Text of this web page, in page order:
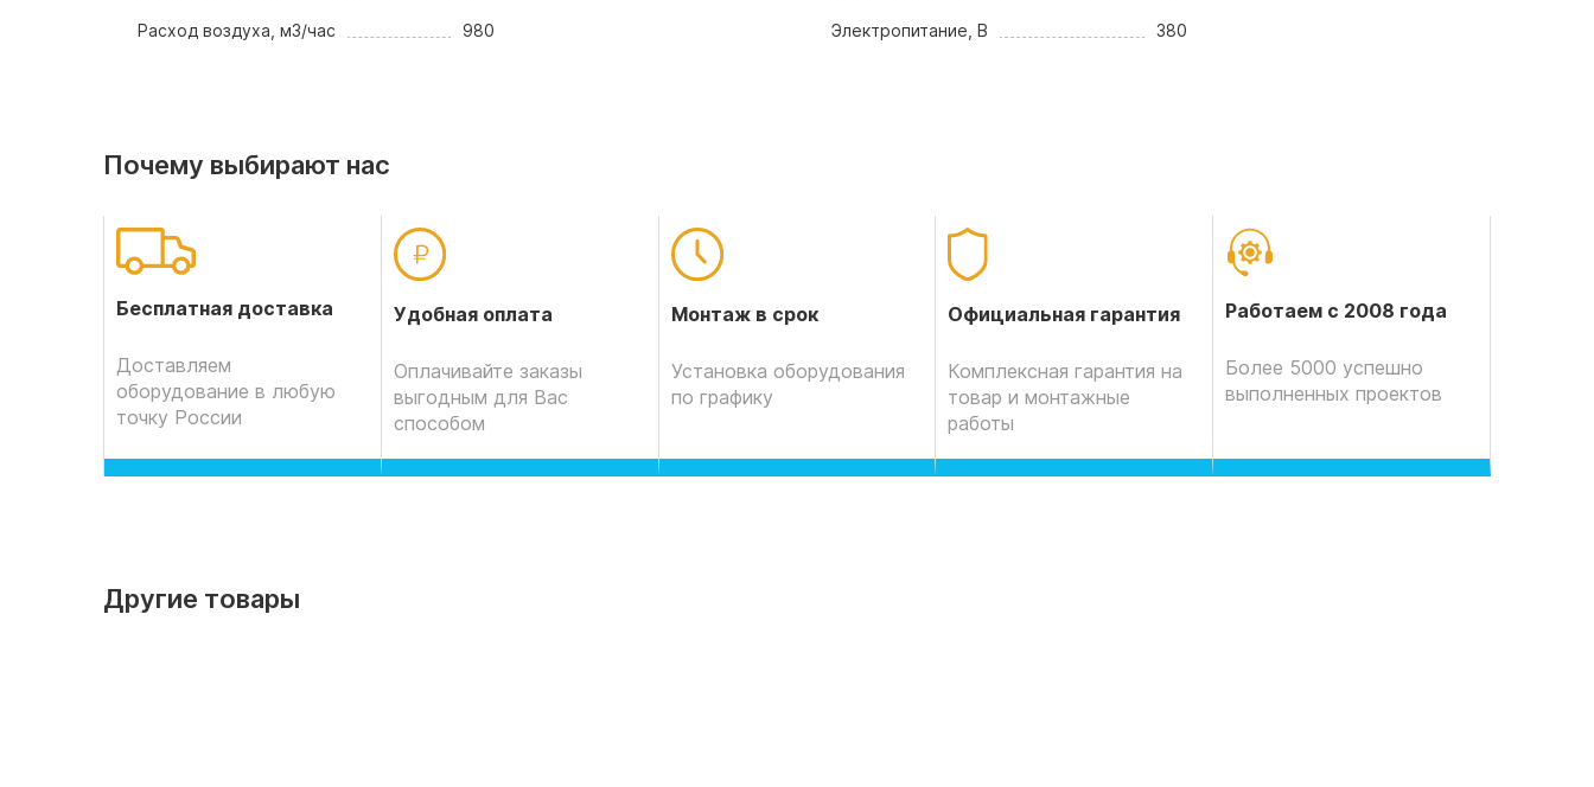
Расход воздуха, м3/час 980 Электропитание, В 380
Почему выбирают нас
Бесплатная доставка
Доставляем
оборудование в любую
точку России
Удобная оплата
Оплачивайте заказы
выгодным для Вас
способом
Монтаж в срок
Установка оборудования
по графику
Официальная гарантия
Комплексная гарантия на
товар и монтажные
работы
Работаем с 2008 года
Более 5000 успешно
выполненных проектов
Другие товары